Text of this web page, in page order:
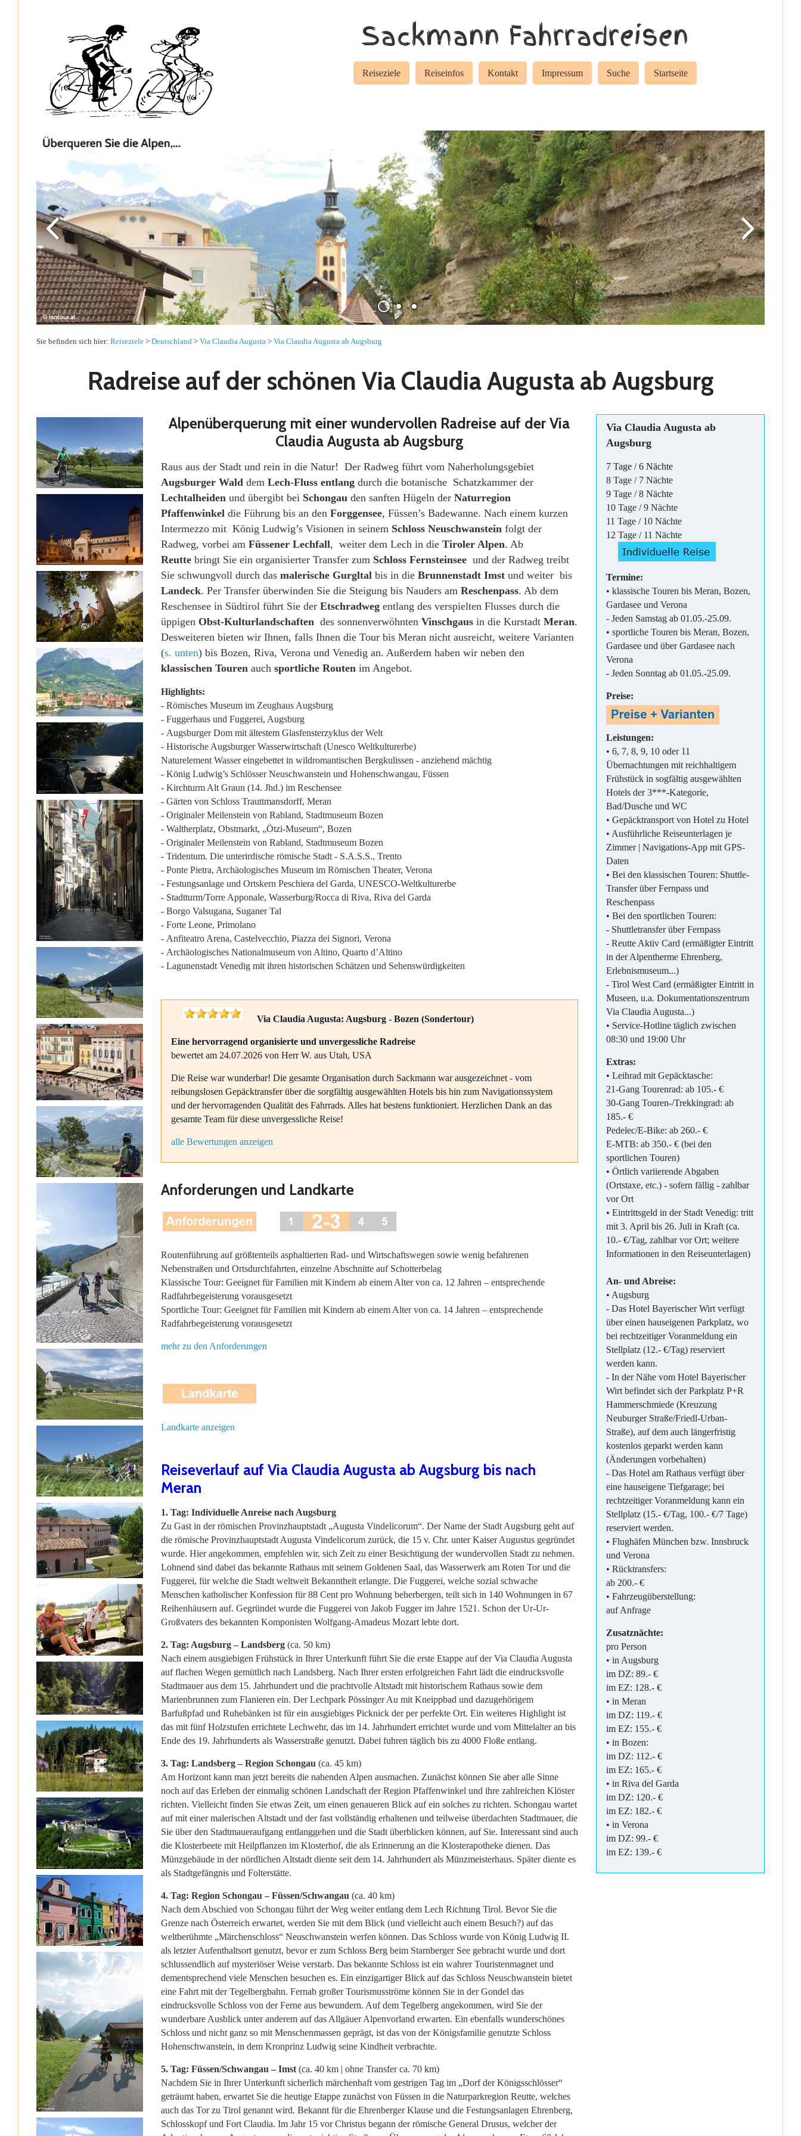
Sackmann Fahrradreisen
Reiseziele Reiseinfos Kontakt Impressum Suche Startseite
Sie befinden sich hier: Reiseziele > Deutschland > Via Claudia Augusta > Via Claudia Augusta ab Augsburg
Radreise auf der schönen Via Claudia Augusta ab Augsburg
Alpenüberquerung mit einer wundervollen Radreise auf der Via
Claudia Augusta ab Augsburg
Raus aus der Stadt und rein in die Natur! Der Radweg führt vom Naherholungsgebiet
Augsburger Wald dem Lech-Fluss entlangdurch die botanische Schatzkammer der
Lechtalheiden und übergibt bei Schongau den sanften Hügeln der Naturregion
Pfaffenwinkel die Führung bis an den Forggensee, Füssen’s Badewanne. Nach einem kurzen
Intermezzo mit König Ludwig’s Visionen in seinem Schloss Neuschwanstein folgt der
Radweg, vorbei am Füssener Lechfall, weiter dem Lech in die Tiroler Alpen. Ab
Reutte bringt Sie ein organisierter Transfer zum Schloss Fernsteinseeund der Radweg treibt
Sie schwungvoll durch das malerische Gurgltal bis in die Brunnenstadt Imstund weiter bis
Landeck. Per Transfer überwinden Sie die Steigung bis Nauders am Reschenpass. Ab dem
Reschensee in Südtirol führt Sie der Etschradweg entlang des verspielten Flusses durch die
üppigen Obst-Kulturlandschaften des sonnenverwöhnten Vinschgaus in die Kurstadt Meran.
Desweiteren bieten wir Ihnen, falls Ihnen die Tour bis Meran nicht ausreicht, weitere Varianten
(s. unten) bis Bozen, Riva, Verona und Venedig an. Außerdem haben wir neben den
klassischen Touren auch sportliche Routen im Angebot.
Highlights:
- Römisches Museum im Zeughaus Augsburg
- Fuggerhaus und Fuggerei, Augsburg
- Augsburger Dom mit ältestem Glasfensterzyklus der Welt
- Historische Augsburger Wasserwirtschaft (Unesco Weltkulturerbe)
Naturelement Wasser eingebettet in wildromantischen Bergkulissen - anziehend mächtig
- König Ludwig’s Schlösser Neuschwanstein und Hohenschwangau, Füssen
- Kirchturm Alt Graun (14. Jhd.) im Reschensee
- Gärten von Schloss Trauttmansdorff, Meran
- Originaler Meilenstein von Rabland, Stadtmuseum Bozen
- Waltherplatz, Obstmarkt, „Ötzi-Museum“, Bozen
- Originaler Meilenstein von Rabland, Stadtmuseum Bozen
- Tridentum. Die unterirdische römische Stadt - S.A.S.S., Trento
- Ponte Pietra, Archäologisches Museum im Römischen Theater, Verona
- Festungsanlage und Ortskern Peschiera del Garda, UNESCO-Weltkulturerbe
- Stadtturm/Torre Apponale, Wasserburg/Rocca di Riva, Riva del Garda
- Borgo Valsugana, Suganer Tal
- Forte Leone, Primolano
- Anfiteatro Arena, Castelvecchio, Piazza dei Signori, Verona
- Archäologisches Nationalmuseum von Altino, Quarto d’Altino
- Lagunenstadt Venedig mit ihren historischen Schätzen und Sehenswürdigkeiten
Via Claudia Augusta: Augsburg - Bozen (Sondertour)
Eine hervorragend organisierte und unvergessliche Radreise
bewertet am 24.07.2026 von Herr W. aus Utah, USA
Die Reise war wunderbar! Die gesamte Organisation durch Sackmann war ausgezeichnet - vom
reibungslosen Gepäcktransfer über die sorgfältig ausgewählten Hotels bis hin zum Navigationssystem
und der hervorragenden Qualität des Fahrrads. Alles hat bestens funktioniert. Herzlichen Dank an das
gesamte Team für diese unvergessliche Reise!
alle Bewertungen anzeigen
Anforderungen und Landkarte
Routenführung auf größtenteils asphaltierten Rad- und Wirtschaftswegen sowie wenig befahrenen
Nebenstraßen und Ortsdurchfahrten, einzelne Abschnitte auf Schotterbelag
Klassische Tour: Geeignet für Familien mit Kindern ab einem Alter von ca. 12 Jahren – entsprechende
Radfahrbegeisterung vorausgesetzt
Sportliche Tour: Geeignet für Familien mit Kindern ab einem Alter von ca. 14 Jahren – entsprechende
Radfahrbegeisterung vorausgesetzt
mehr zu den Anforderungen
Landkarte anzeigen
Reiseverlauf auf Via Claudia Augusta ab Augsburg bis nach
Meran
1. Tag: Individuelle Anreise nach Augsburg
Zu Gast in der römischen Provinzhauptstadt „Augusta Vindelicorum“. Der Name der Stadt Augsburg geht auf
die römische Provinzhauptstadt Augusta Vindelicorum zurück, die 15 v. Chr. unter Kaiser Augustus gegründet
wurde. Hier angekommen, empfehlen wir, sich Zeit zu einer Besichtigung der wundervollen Stadt zu nehmen.
Lohnend sind dabei das bekannte Rathaus mit seinem Goldenen Saal, das Wasserwerk am Roten Tor und die
Fuggerei, für welche die Stadt weltweit Bekanntheit erlangte. Die Fuggerei, welche sozial schwache
Menschen katholischer Konfession für 88 Cent pro Wohnung beherbergen, teilt sich in 140 Wohnungen in 67
Reihenhäusern auf. Gegründet wurde die Fuggerei von Jakob Fugger im Jahre 1521. Schon der Ur-Ur-
Großvaters des bekannten Komponisten Wolfgang-Amadeus Mozart lebte dort.
2. Tag: Augsburg – Landsberg(ca. 50 km)
Nach einem ausgiebigen Frühstück in Ihrer Unterkunft führt Sie die erste Etappe auf der Via Claudia Augusta
auf flachen Wegen gemütlich nach Landsberg. Nach Ihrer ersten erfolgreichen Fahrt lädt die eindrucksvolle
Stadtmauer aus dem 15. Jahrhundert und die prachtvolle Altstadt mit historischem Rathaus sowie dem
Marienbrunnen zum Flanieren ein. Der Lechpark Pössinger Au mit Kneippbad und dazugehörigem
Barfußpfad und Ruhebänken ist für ein ausgiebiges Picknick der per perfekte Ort. Ein weiteres Highlight ist
das mit fünf Holzstufen errichtete Lechwehr, das im 14. Jahrhundert errichtet wurde und vom Mittelalter an bis
Ende des 19. Jahrhunderts als Wasserstraße genutzt. Dabei fuhren täglich bis zu 4000 Floße entlang.
3. Tag: Landsberg – Region Schongau (ca. 45 km)
Am Horizont kann man jetzt bereits die nahenden Alpen ausmachen. Zunächst können Sie aber alle Sinne
noch auf das Erleben der einmalig schönen Landschaft der Region Pfaffenwinkel und ihre zahlreichen Klöster
richten. Vielleicht finden Sie etwas Zeit, um einen genaueren Blick auf ein solches zu richten. Schongau wartet
auf mit einer malerischen Altstadt und der fast vollständig erhaltenen und teilweise überdachten Stadtmauer, die
Sie über den Stadtmaueraufgang entlanggehen und die Stadt überblicken können, auf Sie. Interessant sind auch
die Klosterbeete mit Heilpflanzen im Klosterhof, die als Erinnerung an die Klosterapotheke dienen. Das
Münzgebäude in der nördlichen Altstadt diente seit dem 14. Jahrhundert als Münzmeisterhaus. Später diente es
als Stadtgefängnis und Folterstätte.
4. Tag: Region Schongau – Füssen/Schwangau (ca. 40 km)
Nach dem Abschied von Schongau führt der Weg weiter entlang dem Lech Richtung Tirol. Bevor Sie die
Grenze nach Österreich erwartet, werden Sie mit dem Blick (und vielleicht auch einem Besuch?) auf das
weltberühmte „Märchenschloss“ Neuschwanstein werfen können. Das Schloss wurde von König Ludwig II.
als letzter Aufenthaltsort genutzt, bevor er zum Schloss Berg beim Starnberger See gebracht wurde und dort
schlussendlich auf mysteriöser Weise verstarb. Das bekannte Schloss ist ein wahrer Touristenmagnet und
dementsprechend viele Menschen besuchen es. Ein einzigartiger Blick auf das Schloss Neuschwanstein bietet
eine Fahrt mit der Tegelbergbahn. Fernab großer Tourismusströme können Sie in der Gondel das
eindrucksvolle Schloss von der Ferne aus bewundern. Auf dem Tegelberg angekommen, wird Sie der
wunderbare Ausblick unter anderem auf das Allgäuer Alpenvorland erwarten. Ein ebenfalls wunderschönes
Schloss und nicht ganz so mit Menschenmassen geprägt, ist das von der Königsfamilie genutzte Schloss
Hohenschwanstein, in dem Kronprinz Ludwig seine Kindheit verbrachte.
5. Tag: Füssen/Schwangau – Imst(ca. 40 km | ohne Transfer ca. 70 km)
Nachdem Sie in Ihrer Unterkunft sicherlich märchenhaft vom gestrigen Tag im „Dorf der Königsschlösser“
geträumt haben, erwartet Sie die heutige Etappe zunächst von Füssen in die Naturparkregion Reutte, welches
auch das Tor zu Tirol genannt wird. Bekannt für die Ehrenberger Klause und die Festungsanlagen Ehrenberg,
Schlosskopf und Fort Claudia. Im Jahr 15 vor Christus begann der römische General Drusus, welcher der
Via Claudia Augusta ab
Augsburg
7 Tage / 6 Nächte
8 Tage / 7 Nächte
9 Tage / 8 Nächte
10 Tage / 9 Nächte
11 Tage / 10 Nächte
12 Tage / 11 Nächte
Termine:
• klassische Touren bis Meran, Bozen,
Gardasee und Verona
- Jeden Samstag ab 01.05.-25.09.
• sportliche Touren bis Meran, Bozen,
Gardasee und über Gardasee nach
Verona
- Jeden Sonntag ab 01.05.-25.09.
Preise:
Leistungen:
• 6, 7, 8, 9, 10 oder 11
Übernachtungen mit reichhaltigem
Frühstück in sogfältig ausgewählten
Hotels der 3***-Kategorie,
Bad/Dusche und WC
• Gepäcktransport von Hotel zu Hotel
• Ausführliche Reiseunterlagen je
Zimmer | Navigations-App mit GPS-
Daten
• Bei den klassischen Touren: Shuttle-
Transfer über Fernpass und
Reschenpass
• Bei den sportlichen Touren:
- Shuttletransfer über Fernpass
- Reutte Aktiv Card (ermäßigter Eintritt
in der Alpentherme Ehrenberg,
Erlebnismuseum...)
- Tirol West Card (ermäßigter Eintritt in
Museen, u.a. Dokumentationszentrum
Via Claudia Augusta...)
• Service-Hotline täglich zwischen
08:30 und 19:00 Uhr
Extras:
• Leihrad mit Gepäcktasche:
21-Gang Tourenrad: ab 105.- €
30-Gang Touren-/Trekkingrad: ab
185.- €
Pedelec/E-Bike: ab 260.- €
E-MTB: ab 350.- € (bei den
sportlichen Touren)
• Örtlich variierende Abgaben
(Ortstaxe, etc.) - sofern fällig - zahlbar
vor Ort
• Eintrittsgeld in der Stadt Venedig: tritt
mit 3. April bis 26. Juli in Kraft (ca.
10.- €/Tag, zahlbar vor Ort; weitere
Informationen in den Reiseunterlagen)
An- und Abreise:
• Augsburg
- Das Hotel Bayerischer Wirt verfügt
über einen hauseigenen Parkplatz, wo
bei rechtzeitiger Voranmeldung ein
Stellplatz (12.- €/Tag) reserviert
werden kann.
- In der Nähe vom Hotel Bayerischer
Wirt befindet sich der Parkplatz P+R
Hammerschmiede (Kreuzung
Neuburger Straße/Friedl-Urban-
Straße), auf dem auch längerfristig
kostenlos geparkt werden kann
(Änderungen vorbehalten)
- Das Hotel am Rathaus verfügt über
eine hauseigene Tiefgarage; bei
rechtzeitiger Voranmeldung kann ein
Stellplatz (15.- €/Tag, 100.- €/7 Tage)
reserviert werden.
• Flughäfen München bzw. Innsbruck
und Verona
• Rücktransfers:
ab 200.- €
• Fahrzeugüberstellung:
auf Anfrage
Zusatznächte:
pro Person
• in Augsburg
im DZ: 89.- €
im EZ: 128.- €
• in Meran
im DZ: 119.- €
im EZ: 155.- €
• in Bozen:
im DZ: 112.- €
im EZ: 165.- €
• in Riva del Garda
im DZ: 120.- €
im EZ: 182.- €
• in Verona
im DZ: 99.- €
im EZ: 139.- €